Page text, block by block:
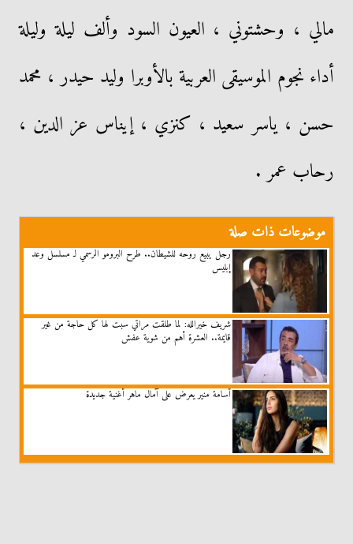
مالي ، وحشتوني ، العيون السود وألف ليلة وليلة
أداء نجوم الموسيقى العربية بالأوبرا وليد حيدر ، محمد
حسن ، ياسر سعيد ، كنزي ، إيناس عز الدين ،
رحاب عمر .
موضوعات ذات صلة
رجل يبيع روحه للشيطان.. طرح البرومو الرسمي لـ مسلسل وعد
إبليس
شريف خيرالله: لما طلقت مراتي سبت لها كل حاجة من غير
قايمة.. العشرة أهم من شوية عفش
أسامة منير يعرض على آمال ماهر أغنية جديدة